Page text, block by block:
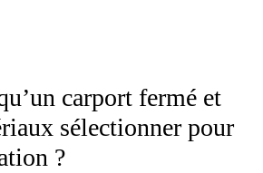
carport fermé et
sélectionner pour
?